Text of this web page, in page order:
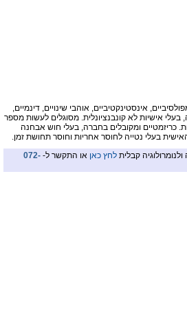
אינסטינקטיביים, אוהבי שינויים, דינמיים,
אישיות לא קונבנציונלית. מסוגלים לעשות מספר
כריזמטיים ומקובלים בחברה, בעלי חוש אבחנה
בעלי נטייה לחוסר אחריות וחוסר תחושת זמן.
קבלית לחץ כאן או התקשר ל- 072-